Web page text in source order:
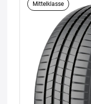
Mittelklasse